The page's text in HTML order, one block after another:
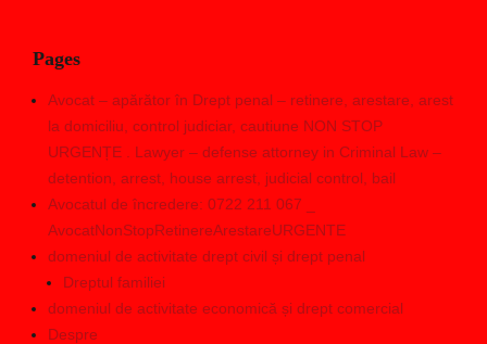
Pages
Avocat – apărător în Drept penal – retinere, arestare, arest
la domiciliu, control judiciar, cautiune NON STOP
URGENȚE . Lawyer – defense attorney in Criminal Law –
detention, arrest, house arrest, judicial control, bail
Avocatul de încredere: 0722 211 067 _
AvocatNonStopRetinereArestareURGENTE
domeniul de activitate drept civil și drept penal
Dreptul familiei
domeniul de activitate economică și drept comercial
Despre